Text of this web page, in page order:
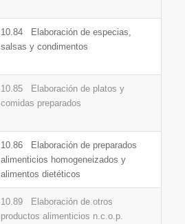
10.84 Elaboración de especias,
salsas y condimentos
10.85 Elaboración de platos y
comidas preparados
10.86 Elaboración de preparados
alimenticios homogeneizados y
alimentos dietéticos
10.89 Elaboración de otros
productos alimenticios n.c.o.p.